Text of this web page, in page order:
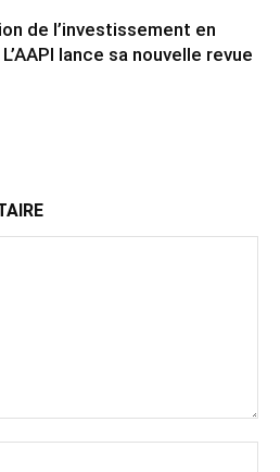
de l’investissement en
lance sa nouvelle revue